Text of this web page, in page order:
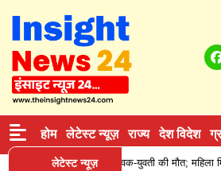
होम लेटेस्ट न्यूज़ राज्य देश विदेश
लेटेस्ट न्यूज़
कैंटर से टकराई स्कूटी, युवक-युवती की मौत; महिला मित्र